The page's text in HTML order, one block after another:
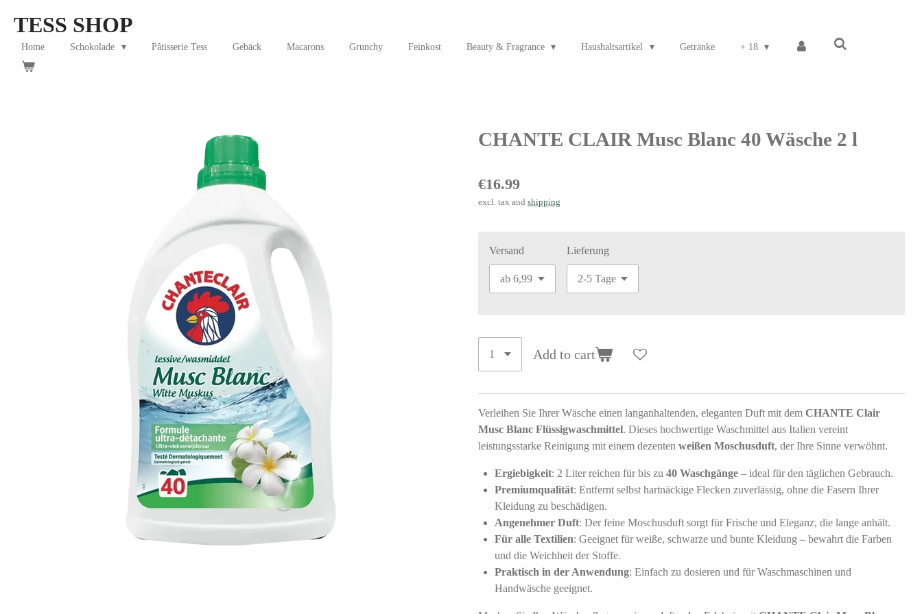
main
content
TESS SHOP
Home Schokolade Pâtisserie Tess Gebäck Macarons Grunchy Feinkost Beauty & Fragrance Haushaltsartikel Getränke + 18
CHANTE CLAIR Musc Blanc 40 Wäsche 2 l
€16.99
excl. tax and shipping
Versand Lieferung
Add to cart
Verleihen Sie Ihrer Wäsche einen langanhaltenden, eleganten Duft mit dem CHANTE Clair
Musc Blanc Flüssigwaschmittel. Dieses hochwertige Waschmittel aus Italien vereint
leistungsstarke Reinigung mit einem dezenten weißen Moschusduft, der Ihre Sinne verwöhnt.
Ergiebigkeit: 2 Liter reichen für bis zu 40 Waschgänge – ideal für den täglichen Gebrauch.
Premiumqualität: Entfernt selbst hartnäckige Flecken zuverlässig, ohne die Fasern Ihrer
Kleidung zu beschädigen.
Angenehmer Duft: Der feine Moschusduft sorgt für Frische und Eleganz, die lange anhält.
Für alle Textilien: Geeignet für weiße, schwarze und bunte Kleidung – bewahrt die Farben
und die Weichheit der Stoffe.
Praktisch in der Anwendung: Einfach zu dosieren und für Waschmaschinen und
Handwäsche geeignet.